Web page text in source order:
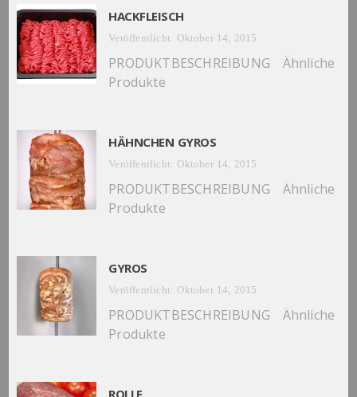
HACKFLEISCH
Veröffentlicht: Oktober 14, 2015
PRODUKTBESCHREIBUNG Ähnliche
Produkte
HÄHNCHEN GYROS
Veröffentlicht: Oktober 14, 2015
PRODUKTBESCHREIBUNG Ähnliche
Produkte
GYROS
Veröffentlicht: Oktober 14, 2015
PRODUKTBESCHREIBUNG Ähnliche
Produkte
ROLLE